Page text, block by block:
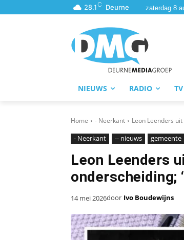
28.1C Deurne zaterdag 8
NIEUWS RADIO TV
Home - Neerkant Leon Leenders
- Neerkant -- nieuws gemeente
Leon Leenders
onderscheiding;
14 mei 2026door Ivo Boudewijns